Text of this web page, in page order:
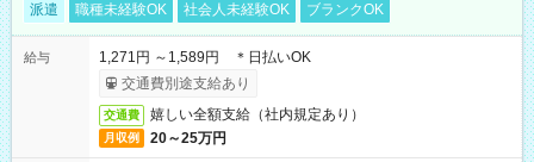
派遣 職種未経験OK 社会人未経験OK ブランクOK
給与
1,271円 ～1,589円 ＊日払いOK
交通費別途支給あり
交通費 嬉しい全額支給（社内規定あり）
月収例 20～25万円